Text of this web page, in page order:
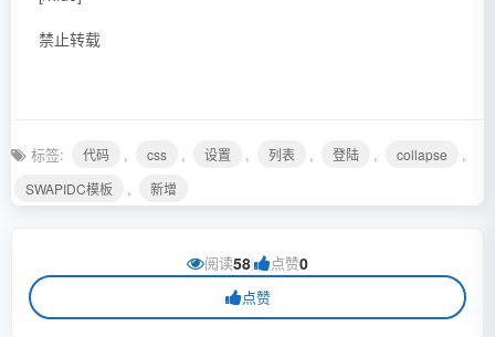
禁止转载
标签: 代码 , css , 设置 , 列表 , 登陆 , collapse ,
SWAPIDC模板 , 新增
阅读58| 点赞0
点赞